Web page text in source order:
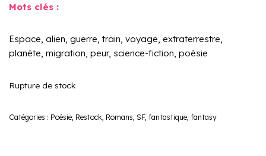
Mots clés :
Espace, alien, guerre, train, voyage, extraterrestre,
planète, migration, peur, science-fiction, poésie
Rupture de stock
Catégories : Poésie Restock Romans SF, fantastique, fantasy